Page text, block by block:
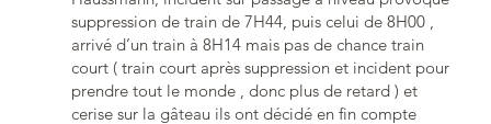
suppression de train de 7H44, puis celui de 8H00 ,
arrivé d’un train à 8H14 mais pas de chance train
court ( train court après suppression et incident pour
prendre tout le monde , donc plus de retard ) et
cerise sur la gâteau ils ont décidé en fin compte